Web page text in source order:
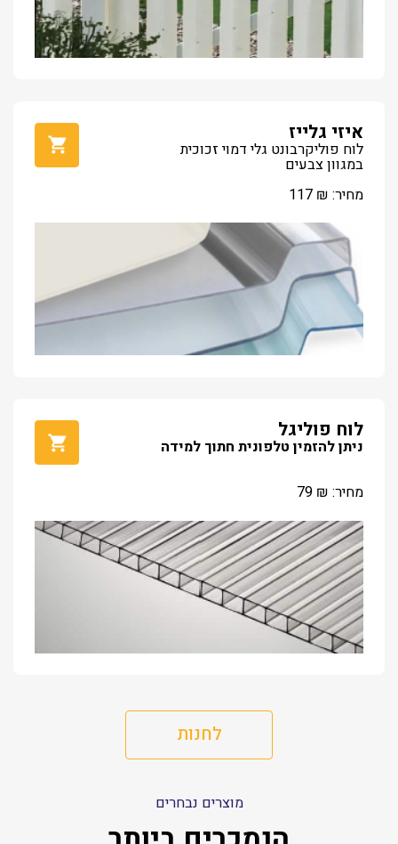
איזי גלייז
לוח פוליקרבונט גלי דמוי זכוכית
במגוון צבעים
מחיר:
117 ₪
לוח פוליגל
ניתן להזמין טלפונית חתוך למידה
מחיר: 79 ₪
לחנות
מוצרים נבחרים